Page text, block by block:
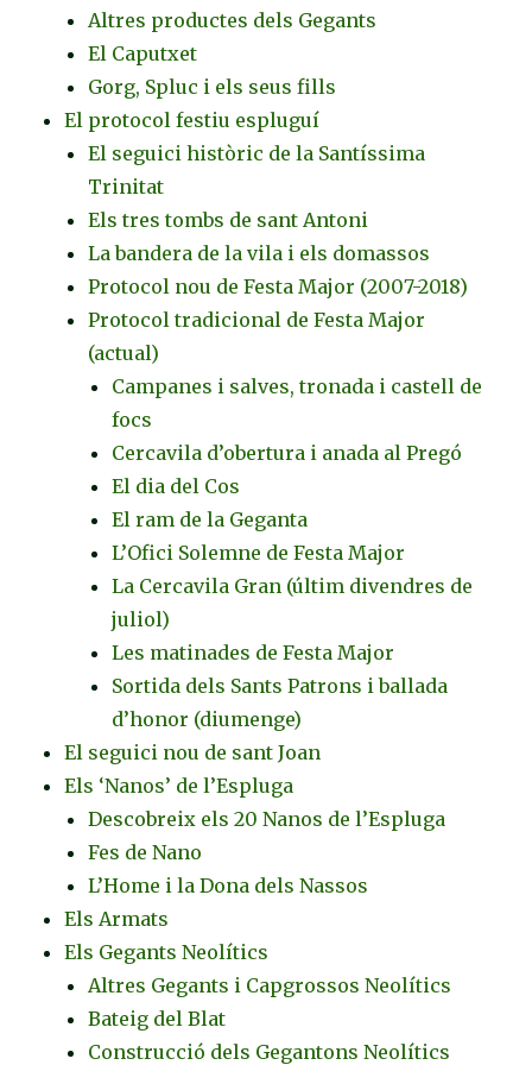
Altres productes dels Gegants
El Caputxet
Gorg, Spluc i els seus fills
El protocol festiu espluguí
El seguici històric de la Santíssima
Trinitat
Els tres tombs de sant Antoni
La bandera de la vila i els domassos
Protocol nou de Festa Major (2007-2018)
Protocol tradicional de Festa Major
(actual)
Campanes i salves, tronada i castell de
focs
Cercavila d’obertura i anada al Pregó
El dia del Cos
El ram de la Geganta
L’Ofici Solemne de Festa Major
La Cercavila Gran (últim divendres de
juliol)
Les matinades de Festa Major
Sortida dels Sants Patrons i ballada
d’honor (diumenge)
El seguici nou de sant Joan
Els ‘Nanos’ de l’Espluga
Descobreix els 20 Nanos de l’Espluga
Fes de Nano
L’Home i la Dona dels Nassos
Els Armats
Els Gegants Neolítics
Altres Gegants i Capgrossos Neolítics
Bateig del Blat
Construcció dels Gegantons Neolítics